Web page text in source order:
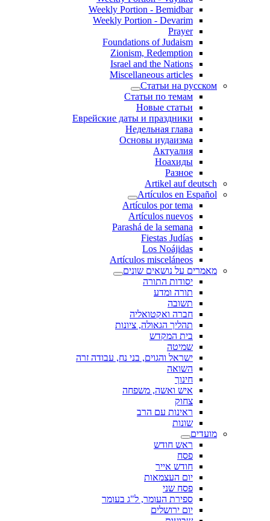
Weekly Portion - Bemidbar
Weekly Portion - Devarim
Prayer
Foundations of Judaism
Zionism, Redemption
Israel and the Nations
Miscellaneous articles
Статьи на русском
Статьи по темам
Новые статьи
Еврейские даты и праздники
Недельная глава
Основы иудаизма
Актуалия
Ноахиды
Разное
Artikel auf deutsch
Artículos en Español
Artículos por tema
Artículos nuevos
Parashá de la semana
Fiestas Judías
Los Noájidas
Artículos misceláneos
מאמרים על נושאים שונים
יסודות התורה
תורה ומדע
תשובה
חברה ואקטואליה
תהליך הגאולה, ציונות
בית המקדש
שמיטה
ישראל והגוים, בני נח, עבודה זרה
השואה
חינוך
איש ואשה, משפחה
צחוק
ראינות עם הרב
שונות
מועדים
ראש חודש
פסח
חודש אייר
יום העצמאות
פסח שני
ספירת העומר, ל"ג בעומר
יום ירושלים